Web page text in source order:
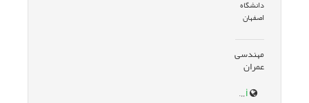
دانشگاه
اصفهان
مهندسی
عمران
eng.ui.ac.ir/m.hejazi